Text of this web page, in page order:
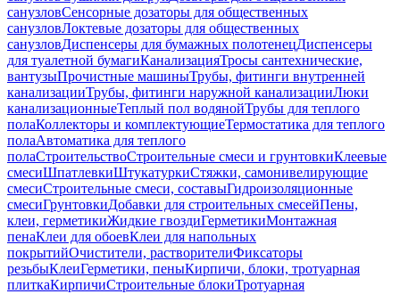
санузловСенсорные дозаторы для общественных
санузловЛоктевые дозаторы для общественных
санузловДиспенсеры для бумажных полотенецДиспенсеры
для туалетной бумагиКанализацияТросы сантехнические,
вантузыПрочистные машиныТрубы, фитинги внутренней
канализацииТрубы, фитинги наружной канализацииЛюки
канализационныеТеплый пол водянойТрубы для теплого
полаКоллекторы и комплектующиеТермостатика для теплого
полаАвтоматика для теплого
полаСтроительствоСтроительные смеси и грунтовкиКлеевые
смесиШпатлевкиШтукатуркиСтяжки, самонивелирующие
смесиСтроительные смеси, составыГидроизоляционные
смесиГрунтовкиДобавки для строительных смесейПены,
клеи, герметикиЖидкие гвоздиГерметикиМонтажная
пенаКлеи для обоевКлеи для напольных
покрытийОчистители, растворителиФиксаторы
резьбыКлеиГерметики, пеныКирпичи, блоки, тротуарная
плиткаКирпичиСтроительные блокиТротуарная